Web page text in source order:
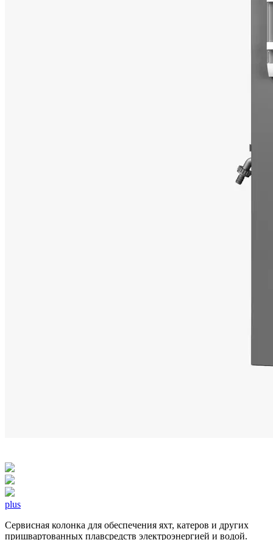
plus
Сервисная колонка для обеспечения яхт, катеров и других
пришвартованных плавсредств электроэнергией и водой.